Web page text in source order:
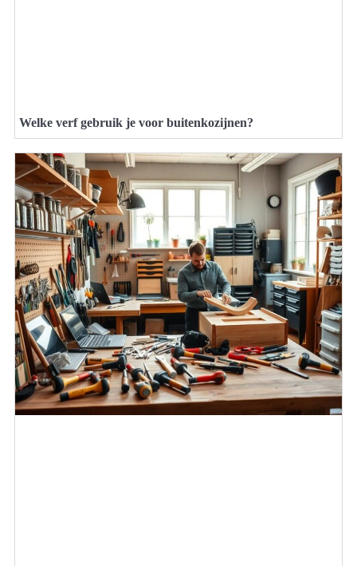
Welke verf gebruik je voor buitenkozijnen?